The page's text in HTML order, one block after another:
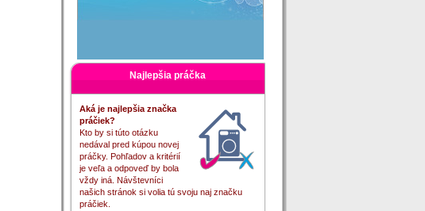
Najlepšia práčka
Aká je najlepšia značka
práčiek?
Kto by si túto otázku
nedával pred kúpou novej
práčky. Pohľadov a kritérií
je veľa a odpoveď by bola
vždy iná. Návštevníci
našich stránok si volia tú svoju naj značku
práčiek.